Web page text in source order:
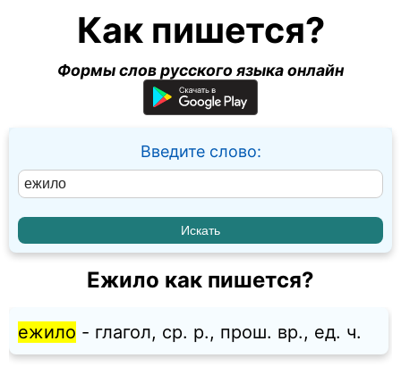
Как пишется?
Формы слов русского языка онлайн
Введите слово:
Ежило как пишется?
ежило - глагол, ср. p., прош. вр., ед. ч.